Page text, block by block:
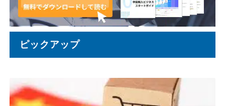
ピックアップ